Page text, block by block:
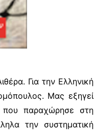
Για την Ελληνική
Μας εξηγεί
που παραχώρησε στη
την συστηματική